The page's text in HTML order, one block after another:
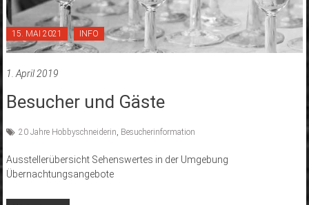
15. MAI 2021 INFO
1. April 2019
Besucher und Gäste
20 Jahre Hobbyschneiderin Besucherinformation
Ausstellerübersicht Sehenswertes in der Umgebung
Übernachtungsangebote